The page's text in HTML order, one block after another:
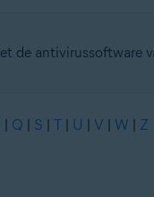
de antivirussoftware
| Q | S | T | U | V | W | Z